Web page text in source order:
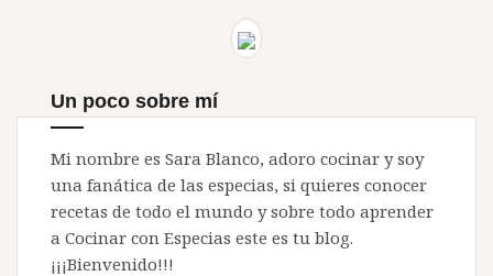
Un poco sobre mí
Mi nombre es Sara Blanco, adoro cocinar y soy
una fanática de las especias, si quieres conocer
recetas de todo el mundo y sobre todo aprender
a Cocinar con Especias este es tu blog.
¡¡¡Bienvenido!!!